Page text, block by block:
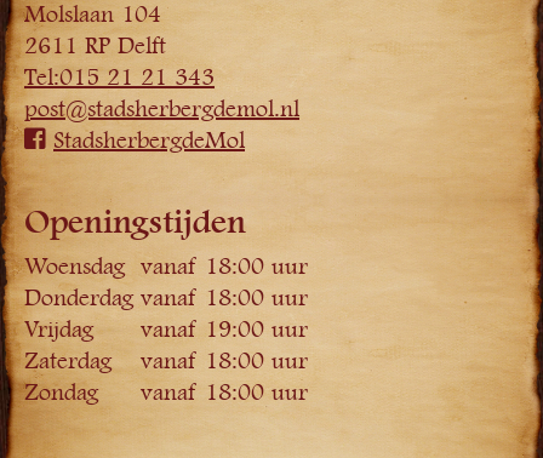
Molslaan 104
2611 RP Delft
Tel:015 21 21 343
post@stadsherbergdemol.nl
StadsherbergdeMol
Openingstijden
Woensdag vanaf 18:00 uur
Donderdagvanaf 18:00 uur
Vrijdag
vanaf 19:00 uur
Zaterdag
vanaf 18:00 uur
Zondag
vanaf 18:00 uur